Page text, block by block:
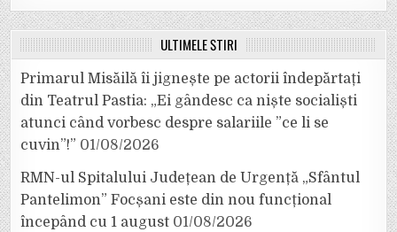
ULTIMELE ȘTIRI
Primarul Misăilă îi jignește pe actorii îndepărtați
din Teatrul Pastia: „Ei gândesc ca niște socialiști
atunci când vorbesc despre salariile ”ce li se
cuvin”!” 01/08/2026
RMN-ul Spitalului Județean de Urgență „Sfântul
Pantelimon” Focșani este din nou funcțional
începând cu 1 august 01/08/2026